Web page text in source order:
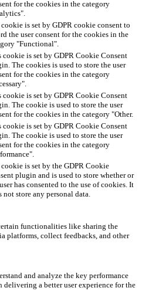
for the cookies in the category
is set by GDPR cookie consent to
the user consent for the cookies in the
"Functional".
cookie is set by GDPR Cookie Consent
The cookies is used to store the user
for the cookies in the category
cookie is set by GDPR Cookie Consent
The cookie is used to store the user
for the cookies in the category "Other.
cookie is set by GDPR Cookie Consent
The cookie is used to store the user
for the cookies in the category
is set by the GDPR Cookie
plugin and is used to store whether or
has consented to the use of cookies. It
not store any personal data.
functionalities like sharing the
platforms, collect feedbacks, and other
and analyze the key performance
a better user experience for the